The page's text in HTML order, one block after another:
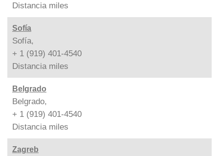
Distancia miles
Sofía
Sofía,
+ 1 (919) 401-4540
Distancia miles
Belgrado
Belgrado,
+ 1 (919) 401-4540
Distancia miles
Zagreb